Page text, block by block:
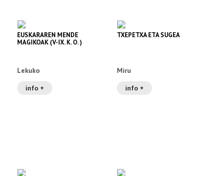
EUSKARAREN MENDE
MAGIKOAK (V-IX. K. O. )
Lekuko
info +
TXEPETXA ETA SUGEA
Miru
info +